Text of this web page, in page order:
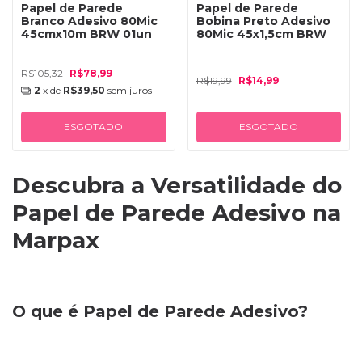
Papel de Parede
Branco Adesivo 80Mic
45cmx10m BRW 01un
R$105,32 R$78,99
2 x de R$39,50 sem juros
ESGOTADO
Papel de Parede
Bobina Preto Adesivo
80Mic 45x1,5cm BRW
R$19,99 R$14,99
ESGOTADO
Descubra a Versatilidade do
Papel de Parede Adesivo na
Marpax
O que é Papel de Parede Adesivo?